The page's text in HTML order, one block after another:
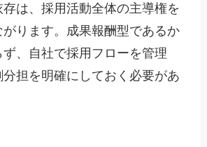
は、採用活動全体の主導権を
ります。成果報酬型であるか
、自社で採用フローを管理
分担を明確にしておく必要があ